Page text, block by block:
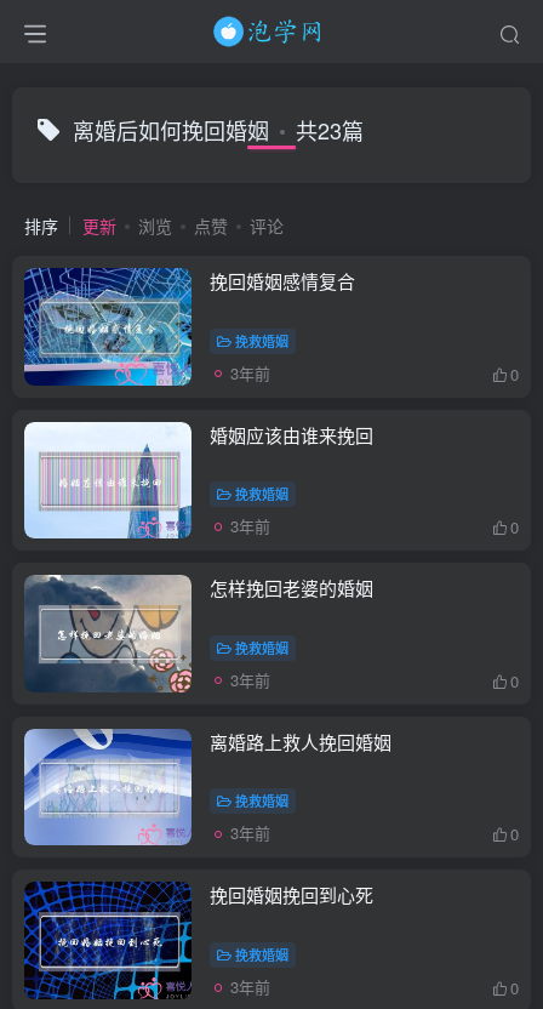
离婚后如何挽回婚姻 共23篇
排序 更新 浏览 点赞 评论
挽回婚姻感情复合
挽救婚姻
3年前 0
婚姻应该由谁来挽回
挽救婚姻
3年前 0
怎样挽回老婆的婚姻
挽救婚姻
3年前 0
离婚路上救人挽回婚姻
挽救婚姻
3年前 0
挽回婚姻挽回到心死
挽救婚姻
3年前 0